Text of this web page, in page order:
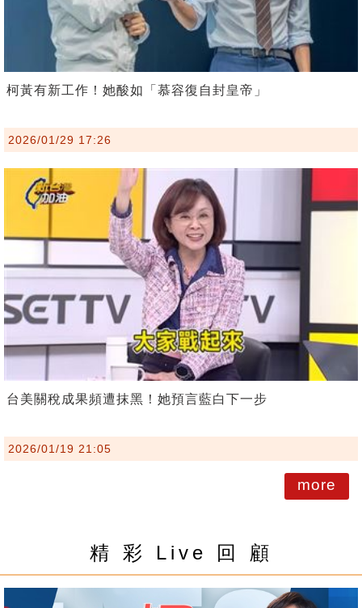
柯黃有新工作！她酸如「慕容復自封皇帝」
2026/01/29 17:26
台美關稅成果頻遭抹黑！她預言藍白下一步
2026/01/19 21:05
more
精 彩 Live 回 顧